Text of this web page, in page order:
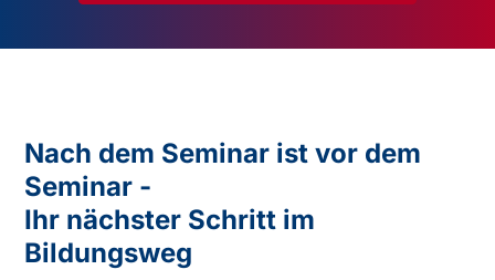
Nach dem Seminar ist vor dem
Seminar -
Ihr nächster Schritt im
Bildungsweg